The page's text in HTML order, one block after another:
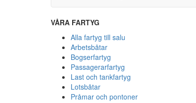
VÅRA FARTYG
Alla fartyg till salu
Arbetsbåtar
Bogserfartyg
Passagerarfartyg
Last och tankfartyg
Lotsbåtar
Pråmar och pontoner